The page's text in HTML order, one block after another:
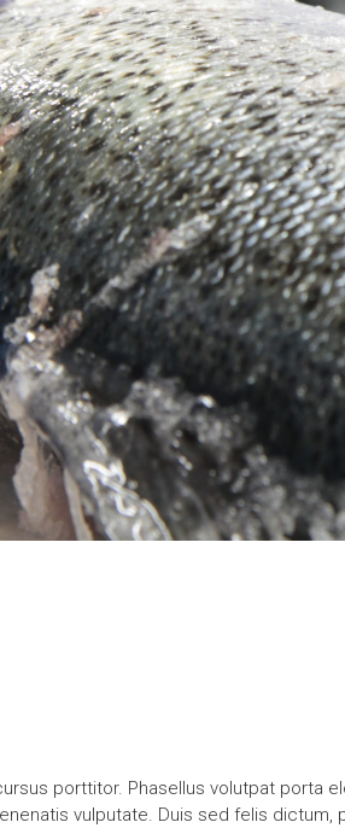
porttitor. Phasellus volutpat porta
vulputate. Duis sed felis dictum,